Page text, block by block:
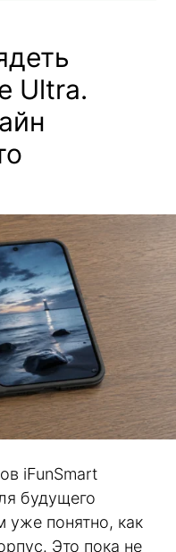
Ultra.
iFunSmart
будущего
уже понятно, как
Это пока не